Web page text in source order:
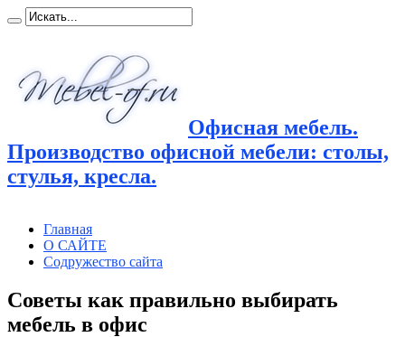
Офисная мебель.
Производство офисной мебели: столы,
стулья, кресла.
Главная
О САЙТЕ
Содружество сайта
Советы как правильно выбирать
мебель в офис